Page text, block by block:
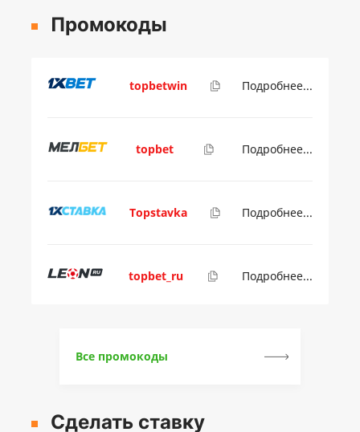
Промокоды
topbetwin Подробнее...
topbet Подробнее...
Topstavka Подробнее...
topbet_ru Подробнее...
Все промокоды
Сделать ставку